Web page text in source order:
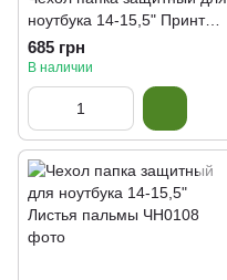
ноутбука 14-15,5" Принт
корова длинношерстная
685 грн
В наличии